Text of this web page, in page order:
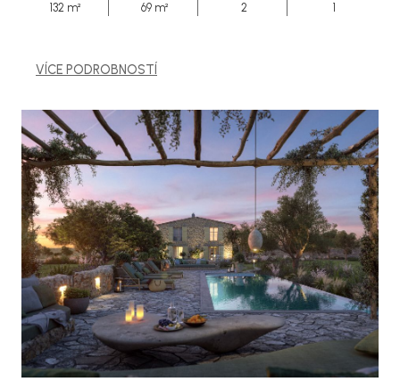
132 m² 69 m² 2 1
VÍCE PODROBNOSTÍ